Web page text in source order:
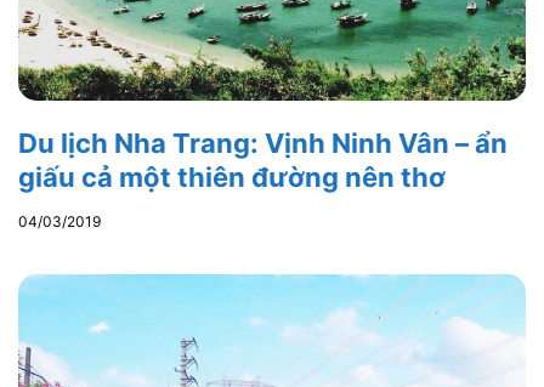
Du lịch Nha Trang: Vịnh Ninh Vân – ẩn
giấu cả một thiên đường nên thơ
04/03/2019